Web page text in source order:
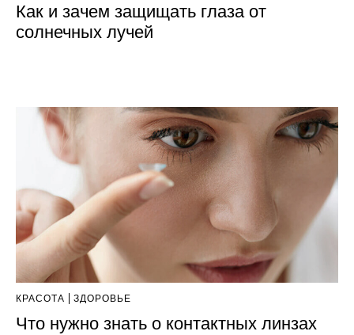
Как и зачем защищать глаза от
солнечных лучей
КРАСОТА ЗДОРОВЬЕ
Что нужно знать о контактных линзах